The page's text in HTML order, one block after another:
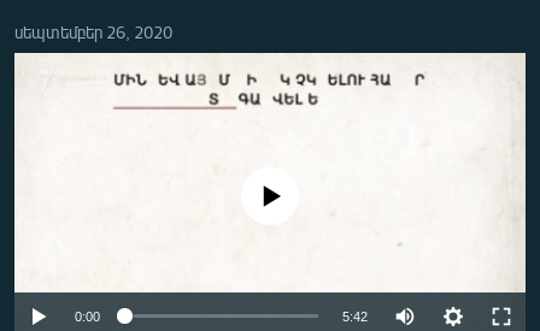
ՂԱՐԱԲԱՂ
ՊԱՏԵՐԱԶՄԻ 6 ՇԱԲԱԹՆԵՐԸ
ՄԵԿՆԱԲԱՆՈՒԹՅՈՒՆ
սեպտեմբեր 26, 2020
No media source currently available
0:00 5:42